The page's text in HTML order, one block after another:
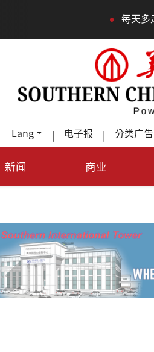
每天多走幾步路，老少都受益 •
Lang | 电子报 | 分类广告
新闻 商业